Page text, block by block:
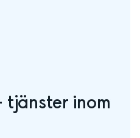
tjänster inom